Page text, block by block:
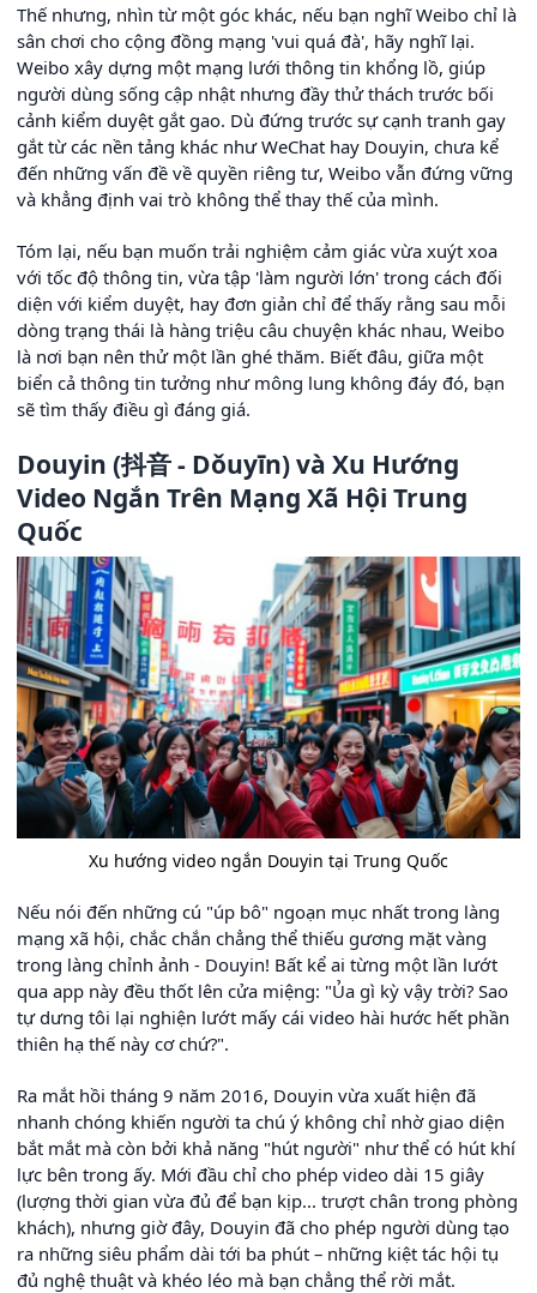
Thế nhưng, nhìn từ một góc khác, nếu bạn nghĩ Weibo chỉ là
sân chơi cho cộng đồng mạng 'vui quá đà', hãy nghĩ lại.
Weibo xây dựng một mạng lưới thông tin khổng lồ, giúp
người dùng sống cập nhật nhưng đầy thử thách trước bối
cảnh kiểm duyệt gắt gao. Dù đứng trước sự cạnh tranh gay
gắt từ các nền tảng khác như WeChat hay Douyin, chưa kể
đến những vấn đề về quyền riêng tư, Weibo vẫn đứng vững
và khẳng định vai trò không thể thay thế của mình.
Tóm lại, nếu bạn muốn trải nghiệm cảm giác vừa xuýt xoa
với tốc độ thông tin, vừa tập 'làm người lớn' trong cách đối
diện với kiểm duyệt, hay đơn giản chỉ để thấy rằng sau mỗi
dòng trạng thái là hàng triệu câu chuyện khác nhau, Weibo
là nơi bạn nên thử một lần ghé thăm. Biết đâu, giữa một
biển cả thông tin tưởng như mông lung không đáy đó, bạn
sẽ tìm thấy điều gì đáng giá.
Douyin (抖音 - Dǒuyīn) và Xu Hướng
Video Ngắn Trên Mạng Xã Hội Trung
Quốc
Xu hướng video ngắn Douyin tại Trung Quốc
Nếu nói đến những cú "úp bô" ngoạn mục nhất trong làng
mạng xã hội, chắc chắn chẳng thể thiếu gương mặt vàng
trong làng chỉnh ảnh - Douyin! Bất kể ai từng một lần lướt
qua app này đều thốt lên cửa miệng: "Ủa gì kỳ vậy trời? Sao
tự dưng tôi lại nghiện lướt mấy cái video hài hước hết phần
thiên hạ thế này cơ chứ?".
Ra mắt hồi tháng 9 năm 2016, Douyin vừa xuất hiện đã
nhanh chóng khiến người ta chú ý không chỉ nhờ giao diện
bắt mắt mà còn bởi khả năng "hút người" như thể có hút khí
lực bên trong ấy. Mới đầu chỉ cho phép video dài 15 giây
(lượng thời gian vừa đủ để bạn kịp... trượt chân trong phòng
khách), nhưng giờ đây, Douyin đã cho phép người dùng tạo
ra những siêu phẩm dài tới ba phút – những kiệt tác hội tụ
đủ nghệ thuật và khéo léo mà bạn chẳng thể rời mắt.